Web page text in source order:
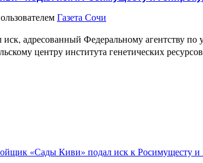
Газета Сочи
адресованный Федеральному агентству
центру института генетических
«Сады Киви» подал иск к Росимущесту и